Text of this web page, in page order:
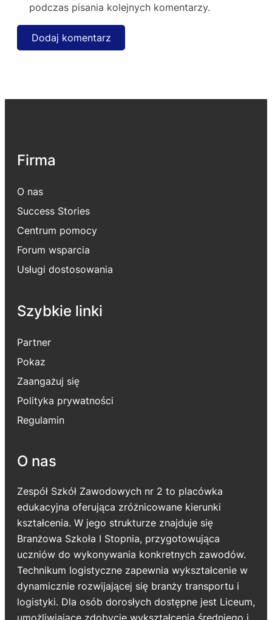
podczas pisania kolejnych komentarzy.
Firma
O nas
Success Stories
Centrum pomocy
Forum wsparcia
Usługi dostosowania
Szybkie linki
Partner
Pokaz
Zaangażuj się
Polityka prywatności
Regulamin
O nas
Zespół Szkół Zawodowych nr 2 to placówka
edukacyjna oferująca zróżnicowane kierunki
kształcenia. W jego strukturze znajduje się
Branżowa Szkoła I Stopnia, przygotowująca
uczniów do wykonywania konkretnych zawodów.
Technikum logistyczne zapewnia wykształcenie w
dynamicznie rozwijającej się branży transportu i
logistyki. Dla osób dorosłych dostępne jest Liceum,
umożliwiające zdobycie wykształcenia średniego i